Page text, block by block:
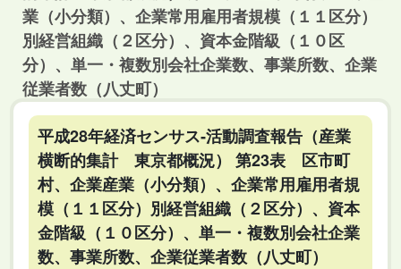
業（小分類）、企業常用雇用者規模（１１区分）
別経営組織（２区分）、資本金階級（１０区
分）、単一・複数別会社企業数、事業所数、企業
従業者数（八丈町）
平成28年経済センサス‐活動調査報告（産業
横断的集計 東京都概況） 第23表 区市町
村、企業産業（小分類）、企業常用雇用者規
模（１１区分）別経営組織（２区分）、資本
金階級（１０区分）、単一・複数別会社企業
数、事業所数、企業従業者数（八丈町）